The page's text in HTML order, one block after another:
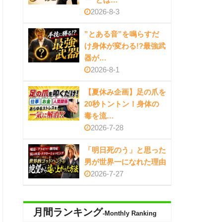
2026-8-3
”とある音”を鳴らすだ
け身体が変わる!?最強武
器が…
2026-8-1
【夏休み企画】足の爪を
20秒トントン！身体の
毒を流…
2026-7-28
「明日死のう」と思った
男が世界一になれた理由
2026-7-27
月間ランキング-Monthly Ranking